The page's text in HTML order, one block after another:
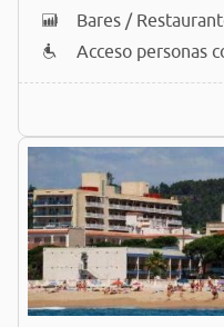
Bares /
Acceso personas